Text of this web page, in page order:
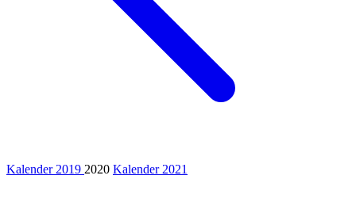
Kalender 2019 2020 Kalender 2021